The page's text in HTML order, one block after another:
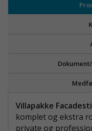
Villapakke
komplet og ekstra
private og